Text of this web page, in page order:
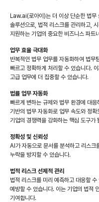
Law.ai(로아이)는 더 이상 단순한 법무
솔루션으로, 법적 리스크를 관리하고,
지원하는 기업의 중요한 비즈니스 파트
업무 효율 극대화
반복적인 법무 업무를 자동화하여 법무
빠르고 정확하게 처리할 수 있습니다.
고급 업무에 더 집중할 수 있습니다.
법률 업무 자동화
빠르게 변하는 규제와 법무 환경에 대
기반의 법무 자동화로 업무 속도와 정
기업의 경쟁력을 강화하는 핵심 도구가
정확성 및 신뢰성
AI가 자동으로 문서를 분석하고 리스크
누락을 방지할 수 있습니다.
법적 리스크 선제적 관리
법적 리스크를 미리 예측하고 대응할
예방할 수 있습니다. 이는 기업의 법적
기여합니다.